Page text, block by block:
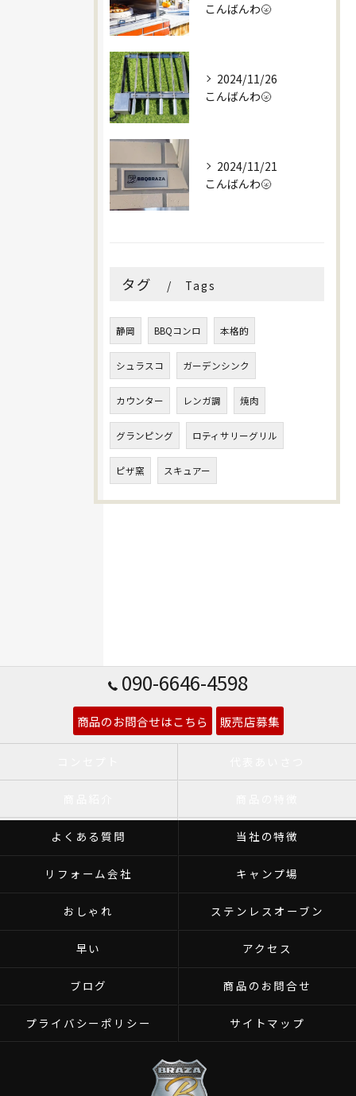
こんばんわ🌝
2024/11/26
こんばんわ🌝
2024/11/21
こんばんわ🌝
タグ Tags
静岡 BBQコンロ 本格的
シュラスコ ガーデンシンク
カウンター レンガ調 焼肉
グランピング ロティサリーグリル
ピザ窯 スキュアー
090-6646-4598
商品のお問合せはこちら 販売店募集
よくある質問 当社の特徴
リフォーム会社 キャンプ場
おしゃれ ステンレスオーブン
早い アクセス
ブログ 商品のお問合せ
プライバシーポリシー サイトマップ